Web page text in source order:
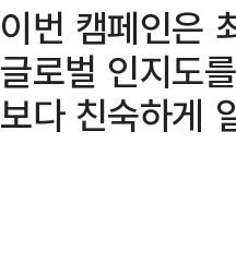
이번 캠페인은
글로벌 인지도
보다 친숙하게